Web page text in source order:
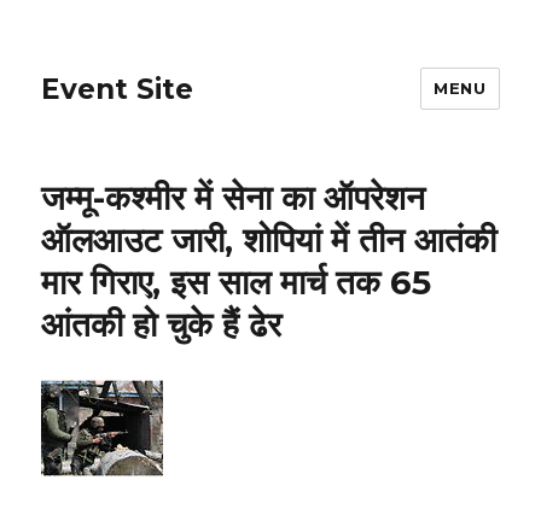
Event Site MENU
जम्मू-कश्मीर में सेना का ऑपरेशन
ऑलआउट जारी, शोपियां में तीन आतंकी
मार गिराए, इस साल मार्च तक 65
आंतकी हो चुके हैं ढेर